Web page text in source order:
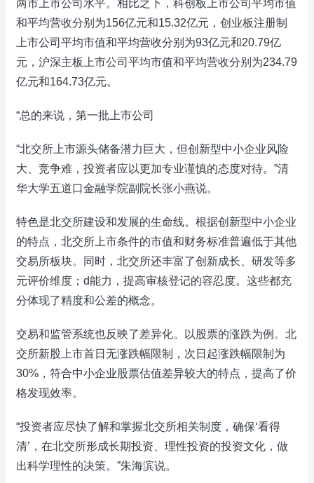
两市上市公司水平。相比之下，科创板上市公司平均市值
和平均营收分别为156亿元和15.32亿元，创业板注册制
上市公司平均市值和平均营收分别为93亿元和20.79亿
元，沪深主板上市公司平均市值和平均营收分别为234.79
亿元和164.73亿元。
“总的来说，第一批上市公司
“北交所上市源头储备潜力巨大，但创新型中小企业风险
大、竞争难，投资者应以更加专业谨慎的态度对待。”清
华大学五道口金融学院副院长张小燕说。
特色是北交所建设和发展的生命线。根据创新型中小企业
的特点，北交所上市条件的市值和财务标准普遍低于其他
交易所板块。同时，北交所还丰富了创新成长、研发等多
元评价维度；d能力，提高审核登记的容忍度。这些都充
分体现了精度和公差的概念。
交易和监管系统也反映了差异化。以股票的涨跌为例。北
交所新股上市首日无涨跌幅限制，次日起涨跌幅限制为
30%，符合中小企业股票估值差异较大的特点，提高了价
格发现效率。
“投资者应尽快了解和掌握北交所相关制度，确保‘看得
清’，在北交所形成长期投资、理性投资的投资文化，做
出科学理性的决策。”朱海滨说。